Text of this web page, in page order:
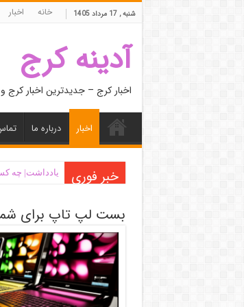
شنبه , 17 مرداد 1405 خانه اخبار
آدینه کرج
اخبار کرج – جدیدترین اخبار کرج و
اخبار درباره ما
خبر فوری یادداشت| ‌چه
بست لپ تاپ برای